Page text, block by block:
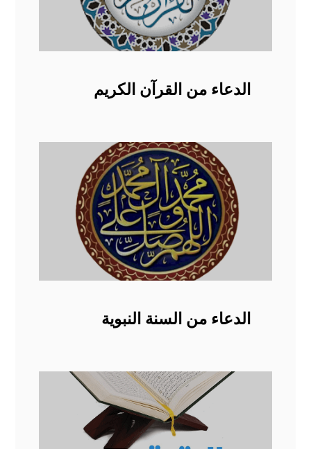
الدعاء من القرآن الكريم
الدعاء من السنة النبوية